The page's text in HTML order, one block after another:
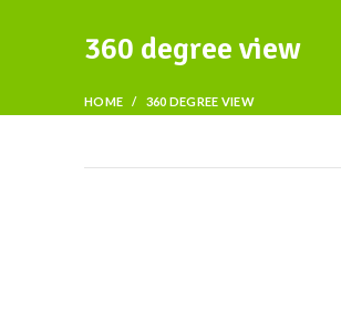
360 degree view
HOME 360 DEGREE VIEW